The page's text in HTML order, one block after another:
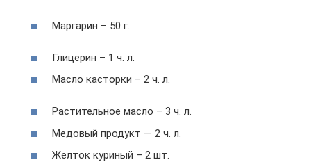
Маргарин – 50 г.
Глицерин – 1 ч. л.
Масло касторки – 2 ч. л.
Растительное масло – 3 ч. л.
Медовый продукт — 2 ч. л.
Желток куриный – 2 шт.